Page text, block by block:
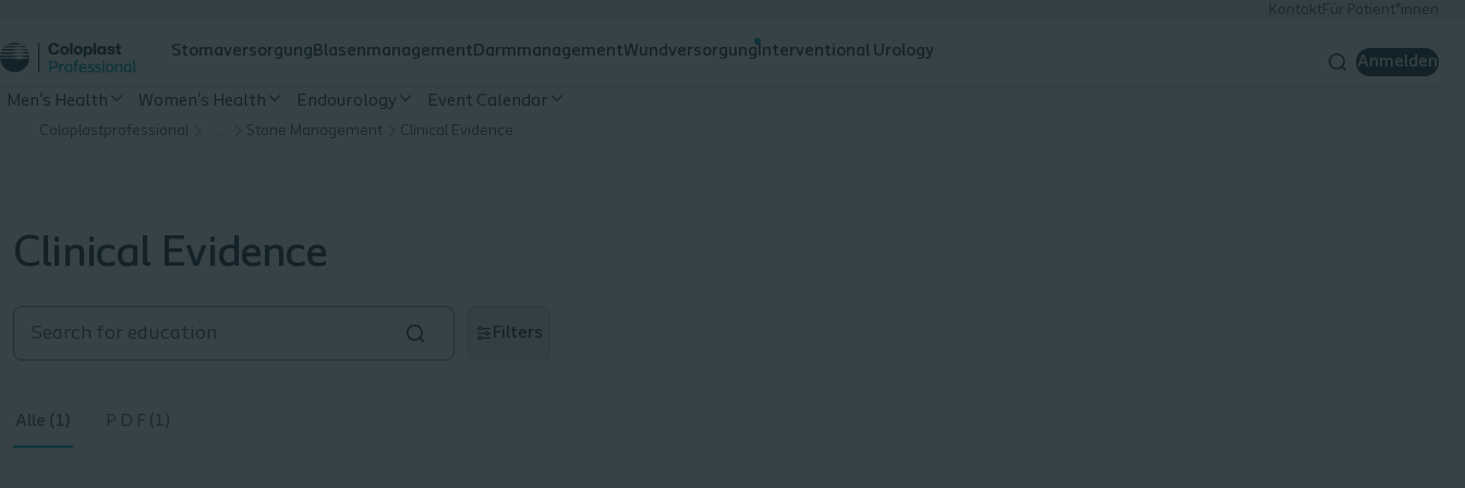
KontaktFür Patient*innen
Stomaversorgung Blasenmanagement DarmmanagementWundversorgung Interventional Urology
Anmelden
Men's Health Women's Health Endourology Event Calendar
Coloplastprofessional Stone Management Clinical Evidence
Clinical Evidence
Filters
Alle (1) P D F (1)